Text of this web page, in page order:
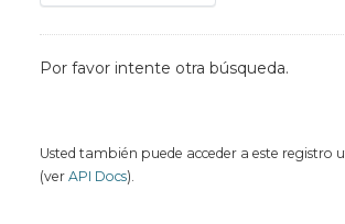
Por favor intente otra búsqueda.
Usted también puede acceder a este registro
(ver API Docs).